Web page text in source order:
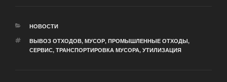
РУБРИКИ
НОВОСТИ
МЕТКИ
ВЫВОЗ ОТХОДОВ, МУСОР, ПРОМЫШЛЕННЫЕ ОТХОДЫ,
СЕРВИС, ТРАНСПОРТИРОВКА МУСОРА, УТИЛИЗАЦИЯ